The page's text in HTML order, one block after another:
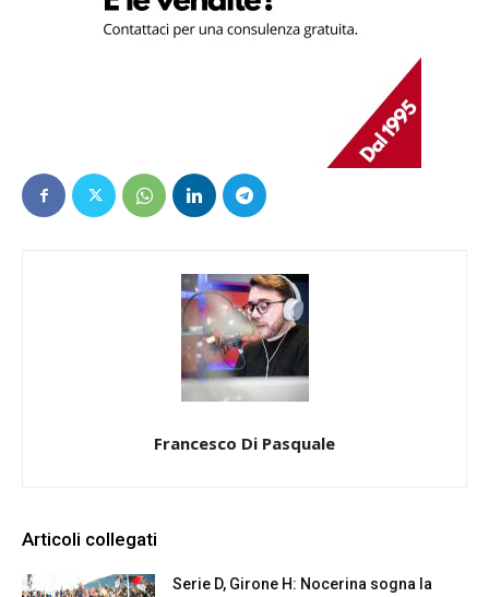
Francesco Di Pasquale
Articoli collegati
Serie D, Girone H: Nocerina sogna la